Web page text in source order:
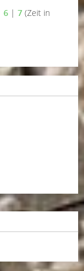
6 | 7 (Zeit in